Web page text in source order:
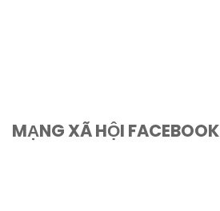
MẠNG XÃ HỘI FACEBOOK